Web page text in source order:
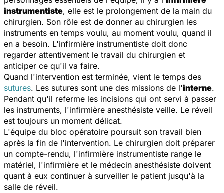
instrumentiste, elle est le prolongement de la main du
chirurgien. Son rôle est de donner au chirurgien les
instruments en temps voulu, au moment voulu, quand il
en a besoin. L'infirmière instrumentiste doit donc
regarder attentivement le travail du chirurgien et
anticiper ce qu'il va faire.
Quand l'intervention est terminée, vient le temps des
sutures. Les sutures sont une des missions de l'interne.
Pendant qu'il referme les incisions qui ont servi à passer
les instruments, l'infirmière anesthésiste veille. Le réveil
est toujours un moment délicat.
L'équipe du bloc opératoire poursuit son travail bien
après la fin de l'intervention. Le chirurgien doit préparer
un compte-rendu, l'infirmière instrumentiste range le
matériel, l'infirmière et le médecin anesthésiste doivent
quant à eux continuer à surveiller le patient jusqu'à la
salle de réveil.